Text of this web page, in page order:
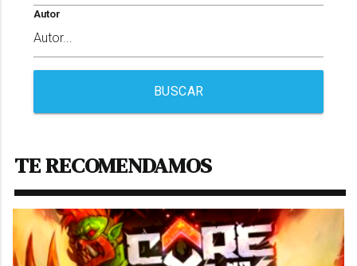
Autor
BUSCAR
TE RECOMENDAMOS